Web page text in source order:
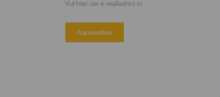
Vul hier uw e-mailadres in